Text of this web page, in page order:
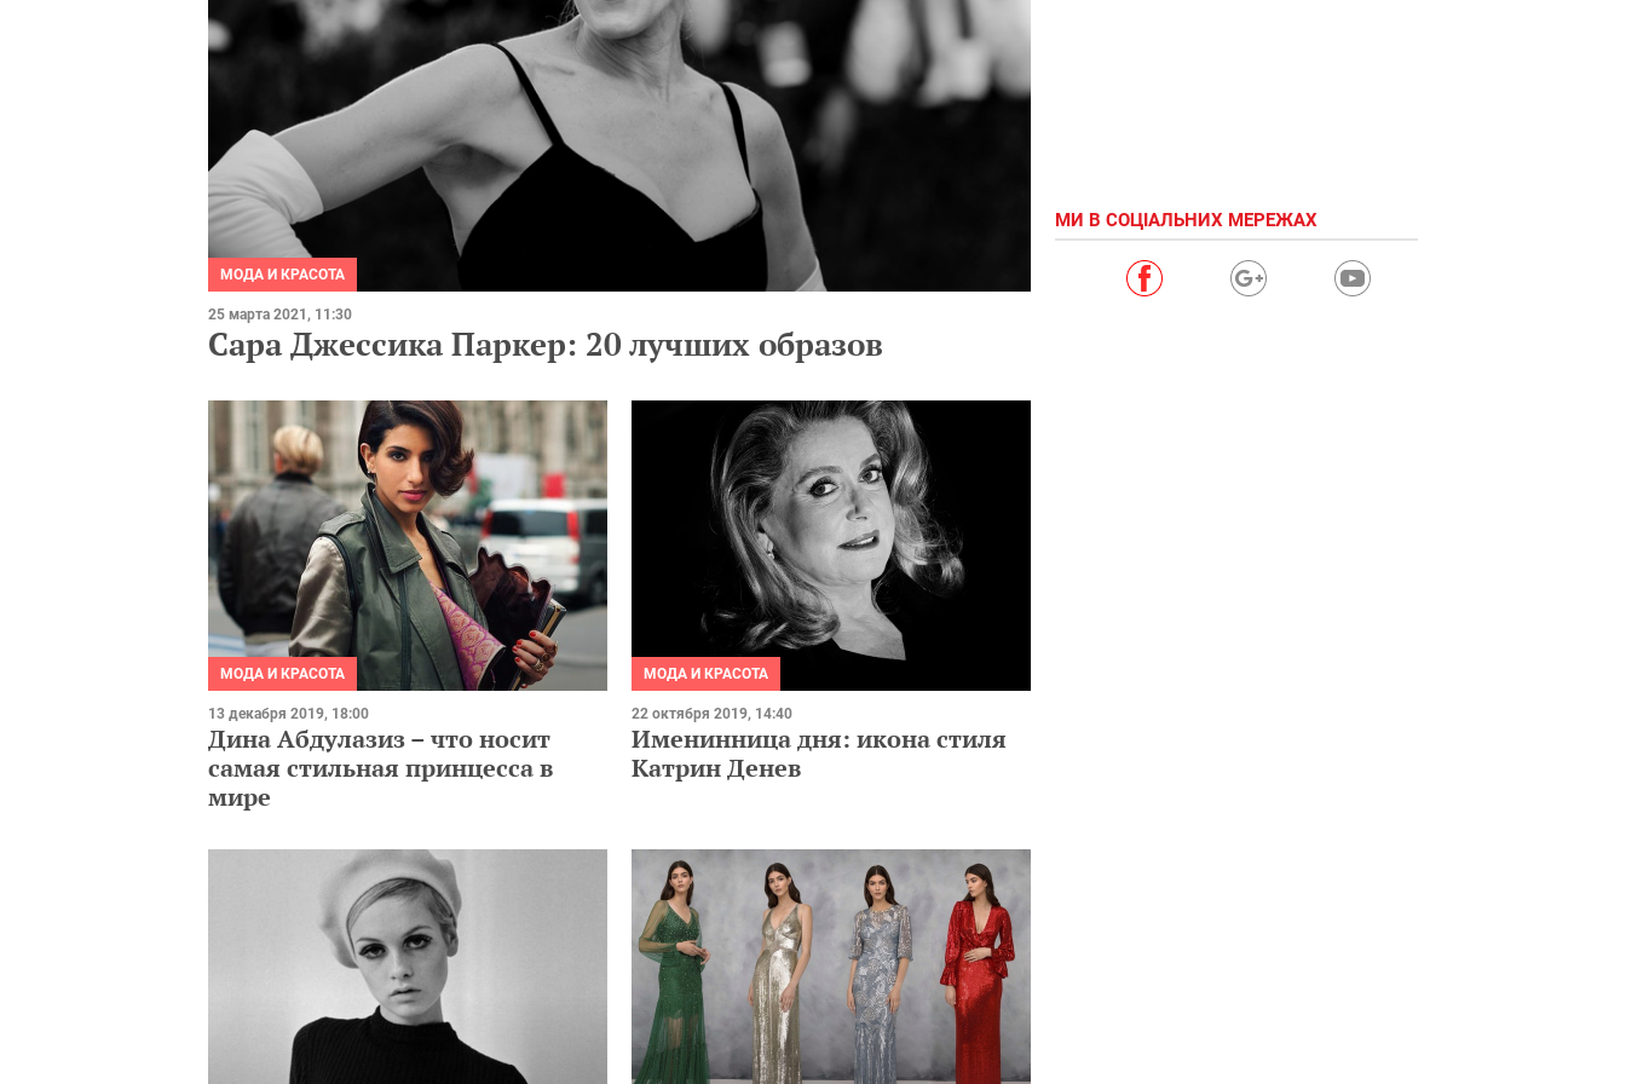
МОДА И КРАСОТА
25 марта 2021, 11:30
Сара Джессика Паркер: 20 лучших образов
МОДА И КРАСОТА
13 декабря 2019, 18:00
Дина Абдулазиз – что носит
самая стильная принцесса в
мире
МОДА И КРАСОТА
22 октября 2019, 14:40
Именинница дня: икона стиля
Катрин Денев
МИ В СОЦІАЛЬНИХ МЕРЕЖАХ